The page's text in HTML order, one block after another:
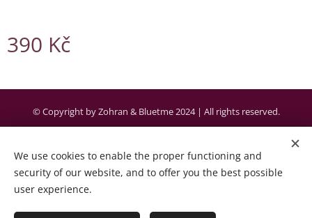
390 Kč
© Copyright by Zohran & Bluetme 2024 | All rights reserved.
Cookies
Čeština
English
We use cookies to enable the proper functioning and
security of our website, and to offer you the best possible
user experience.